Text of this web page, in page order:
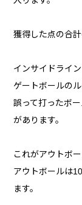
獲得した点の合
インサイドライ
ゲートボールの
誤って打ったボ
があります。
これがアウトボー
アウトボールは
ます。